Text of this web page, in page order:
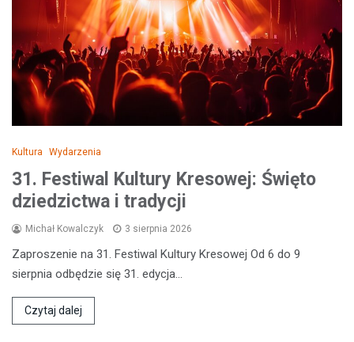
Kultura Wydarzenia
31. Festiwal Kultury Kresowej: Święto
dziedzictwa i tradycji
Michał Kowalczyk 3 sierpnia 2026
Zaproszenie na 31. Festiwal Kultury Kresowej Od 6 do 9
sierpnia odbędzie się 31. edycja…
Czytaj dalej